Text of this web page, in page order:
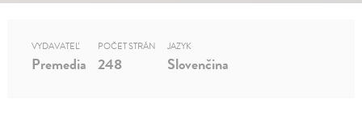
VYDAVATEĽ
Premedia
POČET STRÁN
248
JAZYK
Slovenčina